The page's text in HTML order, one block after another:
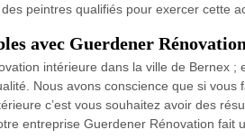
peintres qualifiés pour exercer cette
avec Guerdener
intérieure dans la ville de Bernex
Nous avons conscience que si
c’est vous souhaitez avoir des
entreprise Guerdener Rénovation